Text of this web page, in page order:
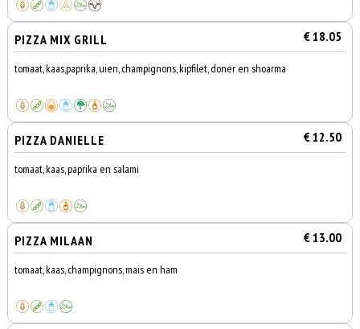
PIZZA MIX GRILL € 18.05
tomaat, kaas,paprika, uien, champignons, kipfilet, doner en shoarma
PIZZA DANIELLE € 12.50
tomaat, kaas, paprika en salami
PIZZA MILAAN € 13.00
tomaat, kaas, champignons, mais en ham